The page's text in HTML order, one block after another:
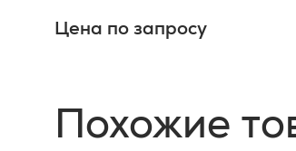
Цена по запросу
Похожие